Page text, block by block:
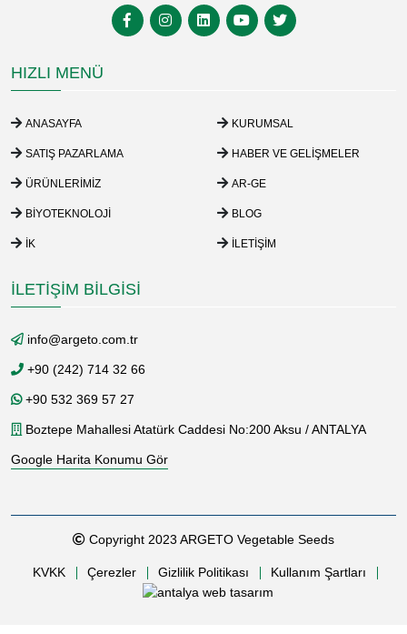
HIZLI MENÜ
ANASAYFA KURUMSAL
SATIŞ PAZARLAMA HABER VE GELIŞMELER
ÜRÜNLERIMIZ AR-GE
BIYOTEKNOLOJI BLOG
İK İLETIŞIM
İLETIŞIM BILGISI
info@argeto.com.tr
+90 (242) 714 32 66
+90 532 369 57 27
Boztepe Mahallesi Atatürk Caddesi No:200 Aksu / ANTALYA
Google Harita Konumu Gör
Copyright 2023 ARGETO Vegetable Seeds
KVKK Çerezler Gizlilik Politikası Kullanım Şartları